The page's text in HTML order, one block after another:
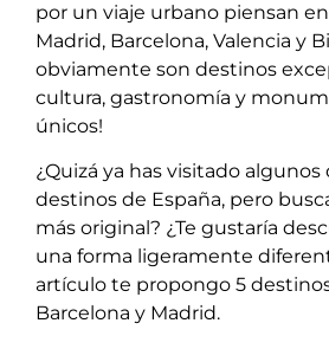
por un viaje urbano piensan
Madrid, Barcelona, Valencia y
obviamente son destinos
cultura, gastronomía y
únicos!
¿Quizá ya has visitado
destinos de España, pero
más original? ¿Te gustaría
una forma ligeramente
artículo te propongo 5
Barcelona y Madrid.